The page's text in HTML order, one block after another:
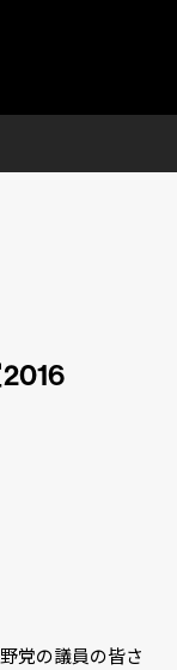
党の議員の皆さ